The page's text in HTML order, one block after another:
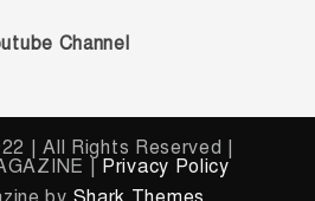
Channel
| All Rights Reserved |
| Privacy Policy